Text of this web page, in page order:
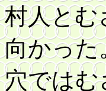
村人とむ
向かった
穴では